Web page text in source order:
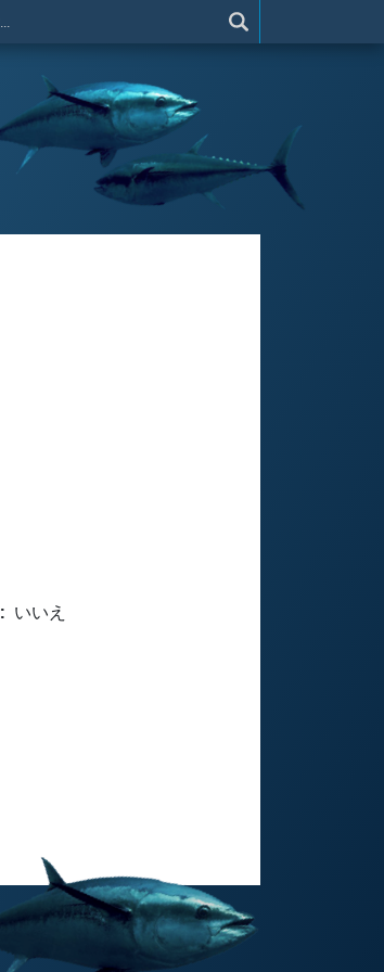
いいえ